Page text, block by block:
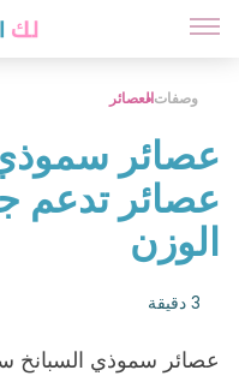
وصفاتالعصائر
عصائر تدعم
الوزن
3 دقيقة
عصائر سموذي السبانخ